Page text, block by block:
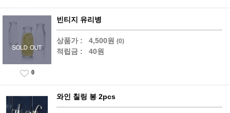
빈티지 유리병
상품가 : 4,500원 (0)
적립금 : 40원
0
와인 칠링 봉 2pcs